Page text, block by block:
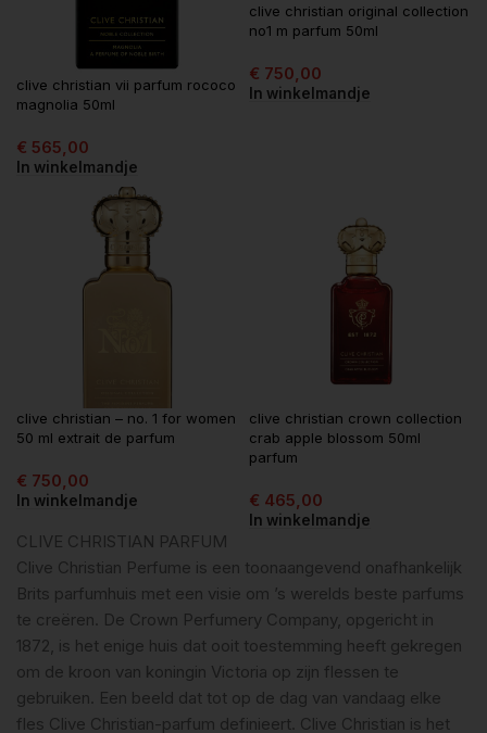
clive christian vii parfum rococo
magnolia 50ml
€ 565,00
In winkelmandje
clive christian original collection
no1 m parfum 50ml
€ 750,00
In winkelmandje
clive christian – no. 1 for women
50 ml extrait de parfum
€ 750,00
In winkelmandje
clive christian crown collection
crab apple blossom 50ml
parfum
€ 465,00
In winkelmandje
CLIVE CHRISTIAN PARFUM
Clive Christian Perfume is een toonaangevend onafhankelijk
Brits parfumhuis met een visie om ’s werelds beste parfums
te creëren. De Crown Perfumery Company, opgericht in
1872, is het enige huis dat ooit toestemming heeft gekregen
om de kroon van koningin Victoria op zijn flessen te
gebruiken. Een beeld dat tot op de dag van vandaag elke
fles Clive Christian-parfum definieert. Clive Christian is het